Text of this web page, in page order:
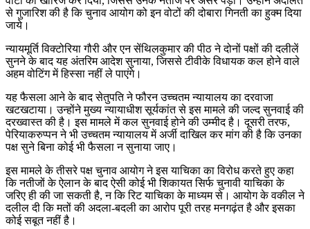
से गुजारिश की है कि चुनाव आयोग को इन वोटों की दोबारा गिनती का हुक्म दिया
जाये।
न्यायमूर्ति विक्टोरिया गौरी और एन सेंथिलकुमार की पीठ ने दोनों पक्षों की दलीलें
सुनने के बाद यह अंतरिम आदेश सुनाया, जिससे टीवीके विधायक कल होने वाले
अहम वोटिंग में हिस्सा नहीं ले पाएंगे।
यह फैसला आने के बाद सेतुपति ने फौरन उच्चतम न्यायालय का दरवाजा
खटखटाया। उन्होंने मुख्य न्यायाधीश सूर्यकांत से इस मामले की जल्द सुनवाई की
दरख्वास्त की है। इस मामले में कल सुनवाई होने की उम्मीद है। दूसरी तरफ,
पेरियाकरुप्पन ने भी उच्चतम न्यायालय में अर्जी दाखिल कर मांग की है कि उनका
पक्ष सुने बिना कोई भी फैसला न सुनाया जाए।
इस मामले के तीसरे पक्ष चुनाव आयोग ने इस याचिका का विरोध करते हुए कहा
कि नतीजों के ऐलान के बाद ऐसी कोई भी शिकायत सिर्फ चुनावी याचिका के
जरिए ही की जा सकती है, न कि रिट याचिका के माध्यम से। आयोग के वकील ने
दलील दी कि मतों की अदला-बदली का आरोप पूरी तरह मनगढ़ंत है और इसका
कोई सबूत नहीं है।